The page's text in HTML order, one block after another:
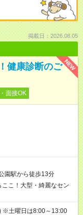
掲載日：2026.08.05
NEW
健康診断のご
面接OK
園駅から徒歩13分
こ！大型・綺麗なセン
※土曜日は8:00～13:00